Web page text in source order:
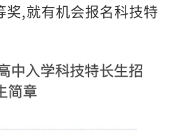
奖,就有机会报名科技特